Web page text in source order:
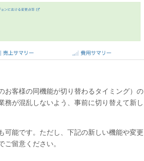
お客様の同機能が切り替わるタイミング）の
が混乱しないよう、事前に切り替えて新し
能です。ただし、下記の新しい機能や変更
留意ください。